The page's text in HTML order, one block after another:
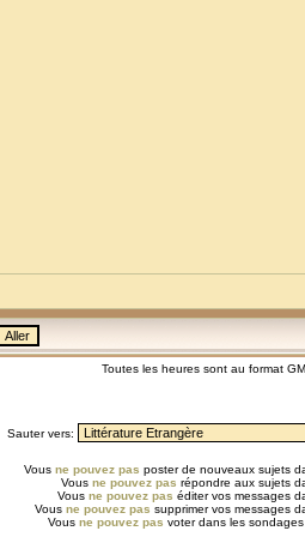
Toutes les heures sont au format
Sauter vers:
Vous ne pouvez pas poster de nouveaux sujets
Vous ne pouvez pas répondre aux sujets
Vous ne pouvez pas éditer vos messages
Vous ne pouvez pas supprimer vos messages
Vous ne pouvez pas voter dans les